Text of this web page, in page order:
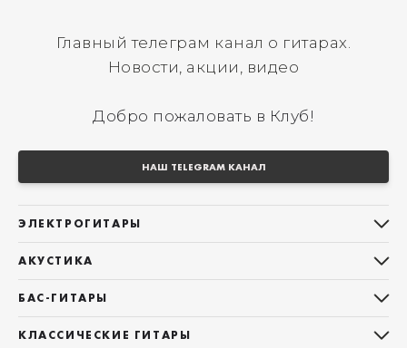
Главный телеграм канал о гитарах.
Новости, акции, видео
Добро пожаловать в Клуб!
НАШ TELEGRAM КАНАЛ
ЭЛЕКТРОГИТАРЫ
Telecaster
Les Paul
АКУСТИКА
Фолки (ОМ, 000, 00)
БАС-ГИТАРЫ
КЛАССИЧЕСКИЕ ГИТАРЫ